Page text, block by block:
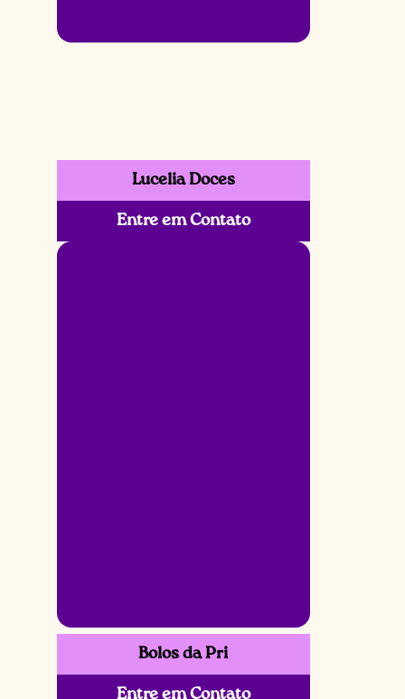
Lucelia Doces
Entre em Contato
Bolos da Pri
Entre em Contato